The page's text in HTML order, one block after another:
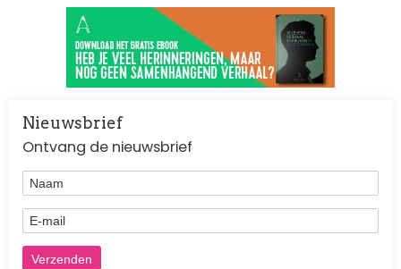
Nieuwsbrief
Ontvang de nieuwsbrief
Naam
E-mail